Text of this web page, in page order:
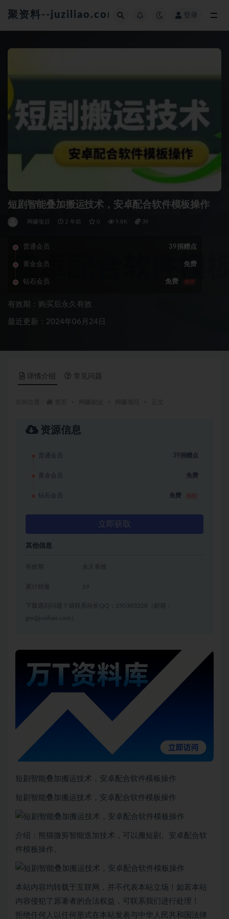
聚资料--juziliao.com--全网资料整合平台
登录
短剧智能叠加搬运技术，安卓配合软件模板操作
网赚项目 2 年前 0 9.8K 39
普通会员 39捐赠点
黄金会员 免费
钻石会员 免费 推荐
有效期：购买后永久有效
最近更新：2024年06月24日
详情介绍 常见问题
资源信息
普通会员 39捐赠点
黄金会员 免费
钻石会员 免费
立即获取
其他信息
有效期 永久有效
累计销量 19
下载遇到问题？请联系站长QQ：250303228（邮箱：
gm@juziliao.com）
短剧智能叠加搬运技术，安卓配合软件模板操作
短剧智能叠加搬运技术，安卓配合软件模板操作
介绍：熊猫微剪智能迭加技术，可以搬短剧。安卓配合软
件模板操作。
本站内容均转载于互联网，并不代表本站立场！如若本站
内容侵犯了原著者的合法权益，可联系我们进行处理！
拒绝任何人以任何形式在本站发表与中华人民共和国法律